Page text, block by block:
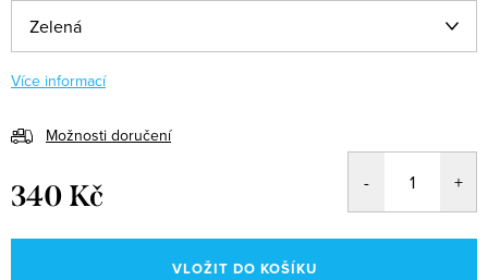
Více informací
Možnosti doručení
340 Kč
cena:
VLOŽIT DO KOŠÍKU